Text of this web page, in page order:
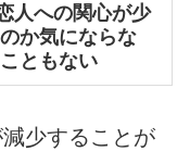
人への関心が少
か気にならな
ともない
少することが